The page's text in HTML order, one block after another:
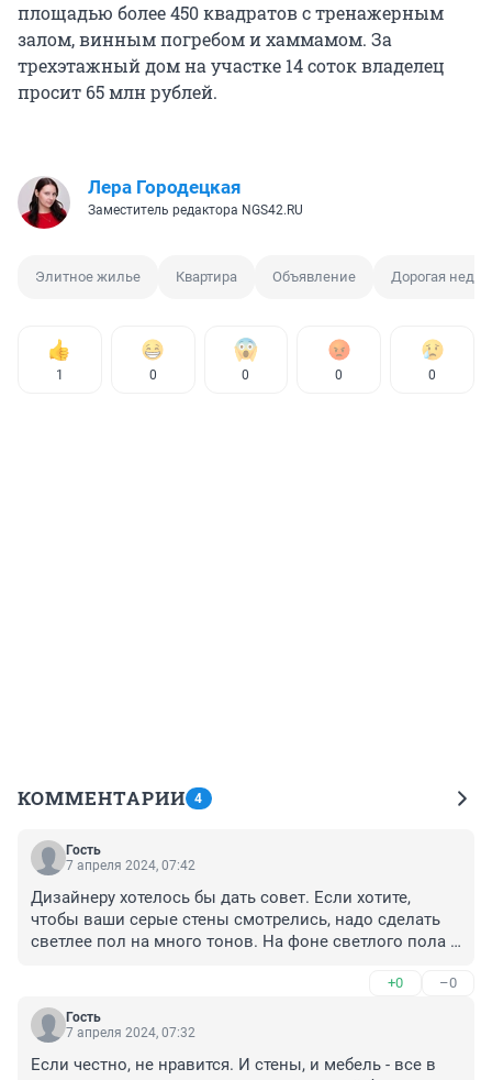
площадью более 450 квадратов с тренажерным
залом, винным погребом и хаммамом. За
трехэтажный дом на участке 14 соток владелец
просит 65 млн рублей.
Лера Городецкая
Заместитель редактора NGS42.RU
Элитное жилье Квартира Объявление Дорогая
1 0 0 0 0
КОММЕНТАРИИ 4
Гость
7 апреля 2024, 07:42
Дизайнеру хотелось бы дать совет. Если хотите,
чтобы ваши серые стены смотрелись, надо сделать
светлее пол на много тонов. На фоне светлого пола
серость стен сливается. Очень плохого дизайнера
подобрали хозяева.
+0 –0
Гость
7 апреля 2024, 07:32
Если честно, не нравится. И стены, и мебель - все в